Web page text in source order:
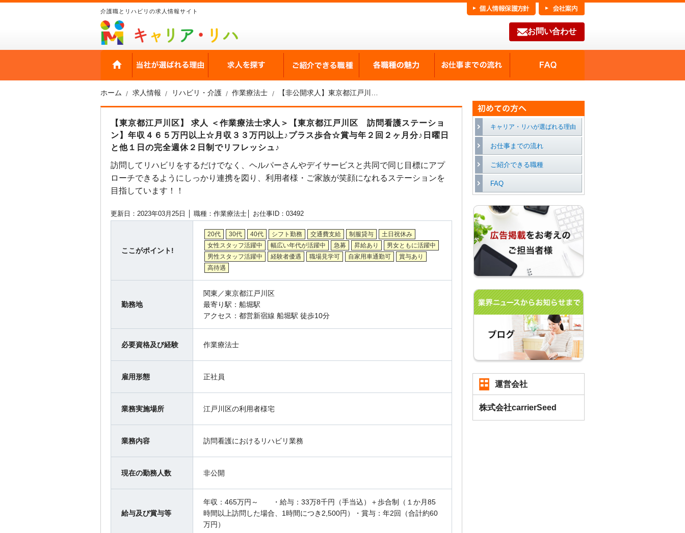
介護職とリハビリの求人情報サイト
お問い合わせ
当社が選ばれる理由 求人を探す ご紹介できる職種 各職種の魅力 お仕事までの流れ
ホーム 求人情報 リハビリ・介護 作業療法士
【東京都江戸川区】 求人 ＜作業療法士求人＞【東京都江戸川区 訪問看護ステーショ
ン】年収４６５万円以上☆月収３３万円以上♪プラス歩合☆賞与年２回２ヶ月分♪日曜日
と他１日の完全週休２日制でリフレッシュ♪
訪問してリハビリをするだけでなく、ヘルパーさんやデイサービスと共同で同じ目標にアプ
ローチできるようにしっかり連携を図り、利用者様・ご家族が笑顔になれるステーションを
目指しています！！
更新日：2023年03月25日 │ 職種：作業療法士│ お仕事ID：03492
ここがポイント!
20代 30代 40代 シフト勤務 交通費支給 制服貸与
土日祝休み
女性スタッフ活躍中
幅広い年代が活躍中 急募 昇給あり
男女ともに活躍中
男性スタッフ活躍中
経験者優遇 職場見学可 自家用車通勤可
賞与あり
高待遇
勤務地
関東／東京都江戸川区
最寄り駅：船堀駅
アクセス：都営新宿線 船堀駅 徒歩10分
必要資格及び経験 作業療法士
雇用形態 正社員
業務実施場所 江戸川区の利用者様宅
業務内容 訪問看護におけるリハビリ業務
現在の勤務人数 非公開
給与及び賞与等
年収：465万円～ ・給与：33万8千円（手当込）＋歩合制（１か月85
時間以上訪問した場合、1時間につき2,500円）・賞与：年2回（合計約60
万円）
キャリア・リハが選ばれる理由
お仕事までの流れ
ご紹介できる職種
FAQ
運営会社
株式会社carrierSeed